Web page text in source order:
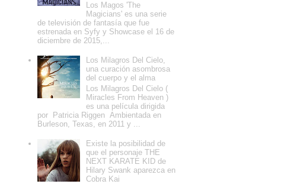
Los Magos 'The
Magicians' es una serie
de televisión de fantasía que fue
estrenada en Syfy y Showcase el 16 de
diciembre de 2015,...
Los Milagros Del Cielo,
una curación asombrosa
del cuerpo y el alma
Los Milagros Del Cielo (
Miracles From Heaven )
es una película dirigida
por Patricia Riggen Ambientada en
Burleson, Texas, en 2011 y ...
Existe la posibilidad de
que el personaje THE
NEXT KARATE KID de
Hilary Swank aparezca en
Cobra Kai